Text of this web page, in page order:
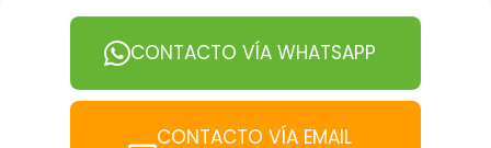
CONTACTO VÍA WHATSAPP
CONTACTO VÍA EMAIL